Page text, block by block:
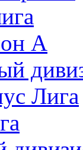
А
Лига